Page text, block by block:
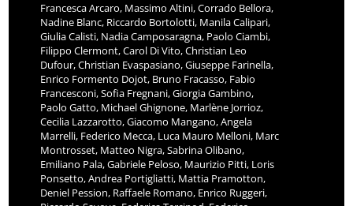
Francesca Arcaro, Massimo Altini, Corrado Bellora,
Nadine Blanc, Riccardo Bortolotti, Manila Calipari,
Giulia Calisti, Nadia Camposaragna, Paolo Ciambi,
Filippo Clermont, Carol Di Vito, Christian Leo
Dufour, Christian Evaspasiano, Giuseppe Farinella,
Enrico Formento Dojot, Bruno Fracasso, Fabio
Francesconi, Sofia Fregnani, Giorgia Gambino,
Paolo Gatto, Michael Ghignone, Marlène Jorrioz,
Cecilia Lazzarotto, Giacomo Mangano, Angela
Marrelli, Federico Mecca, Luca Mauro Melloni, Marc
Montrosset, Matteo Nigra, Sabrina Olibano,
Emiliano Pala, Gabriele Peloso, Maurizio Pitti, Loris
Ponsetto, Andrea Portigliatti, Mattia Pramotton,
Deniel Pession, Raffaele Romano, Enrico Ruggeri,